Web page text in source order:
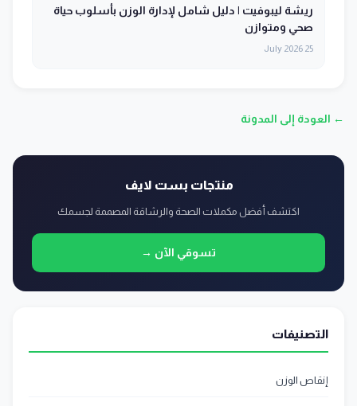
ريشة ليبوفيت | دليل شامل لإدارة الوزن بأسلوب حياة
صحي ومتوازن
25 July 2026
← العودة إلى المدونة
منتجات بست لايف
اكتشف أفضل مكملات الصحة والرشاقة المصممة لجسمك
تسوقي الآن →
التصنيفات
إنقاص الوزن